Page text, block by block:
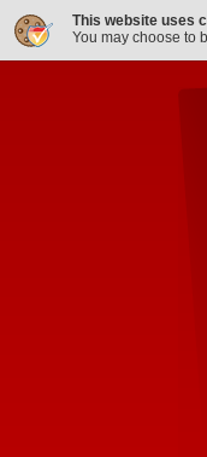
This website uses
You may choose to